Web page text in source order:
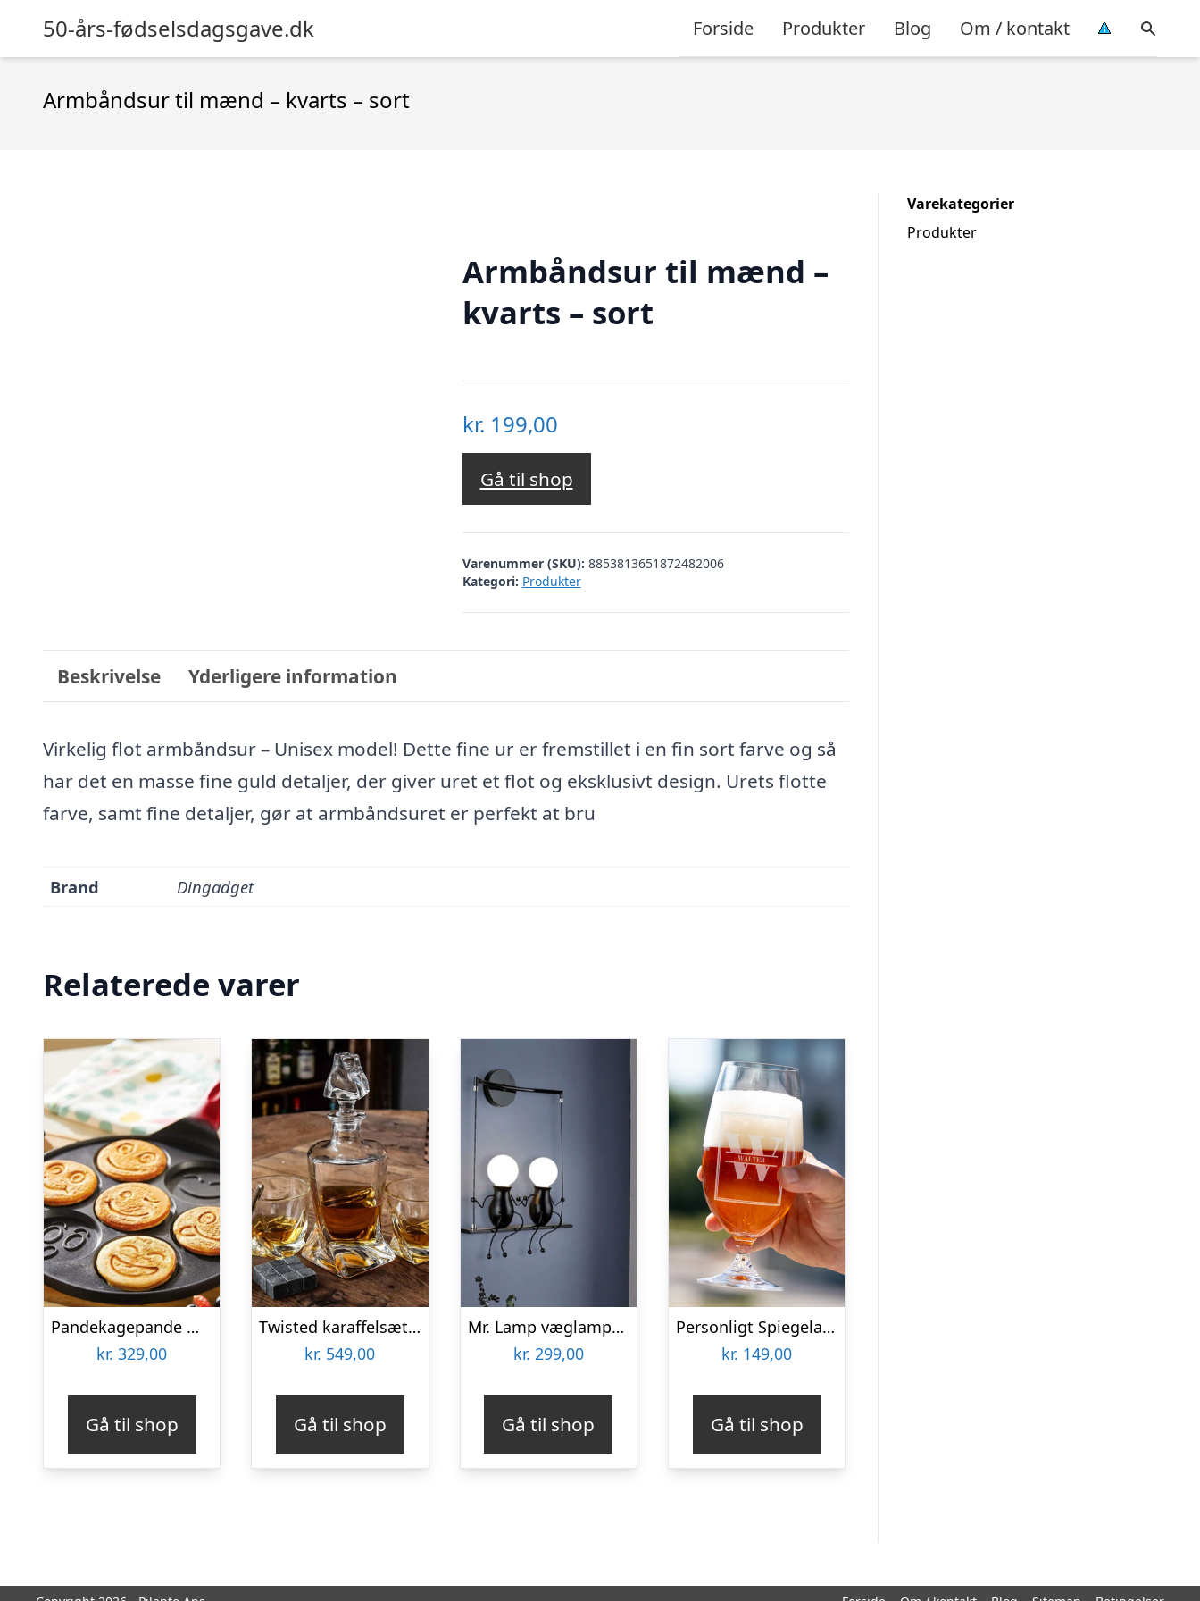
50-års-fødselsdagsgave.dk Forside Produkter Blog Om / kontakt
Armbåndsur til mænd – kvarts – sort
Armbåndsur til mænd –
kvarts – sort
kr. 199,00
Gå til shop
Varenummer (SKU): 8853813651872482006
Kategori: Produkter
Beskrivelse Yderligere information
Virkelig flot armbåndsur – Unisex model! Dette fine ur er fremstillet i en fin sort farve og så
har det en masse fine guld detaljer, der giver uret et flot og eksklusivt design. Urets flotte
farve, samt fine detaljer, gør at armbåndsuret er perfekt at bru
Brand Dingadget
Relaterede varer
Pandekagepande med smiley ansigter
kr. 329,00
Gå til shop
Twisted karaffelsæt med to glas
kr. 549,00
Gå til shop
Mr. Lamp væglampe – to på en gynge
kr. 299,00
Gå til shop
Personligt Spiegelau Ølglas med Gravering – Bogstav & Navn
kr. 149,00
Gå til shop
Varekategorier
Produkter